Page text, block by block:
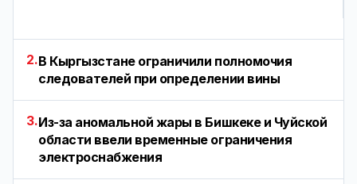
2.В Кыргызстане ограничили полномочия
следователей при определении вины
3.Из-за аномальной жары в Бишкеке и Чуйской
области ввели временные ограничения
электроснабжения